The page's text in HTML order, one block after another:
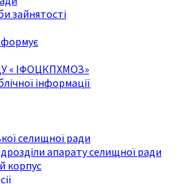
зайнятості
« ІФОЦКПХМОЗ»
інформації
селищної ради
апарату селищної ради
корпус